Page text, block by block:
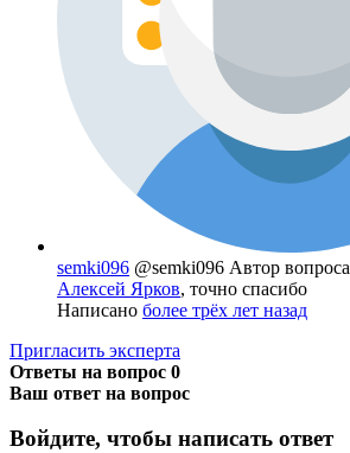
semki096 @semki096 Автор вопроса
Алексей Ярков, точно спасибо
Написано более трёх лет назад
Пригласить эксперта
Ответы на вопрос 0
Ваш ответ на вопрос
Войдите, чтобы написать ответ